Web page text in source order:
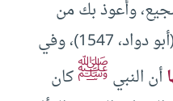
وأعوذ بك من
الخيانة، فإنها بئس البطانة» (أبو دواد، 1547)، وفي
أن النبيﷺكان